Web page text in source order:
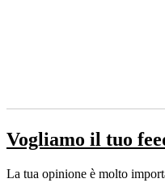
Vogliamo il tuo
La tua opinione è molto